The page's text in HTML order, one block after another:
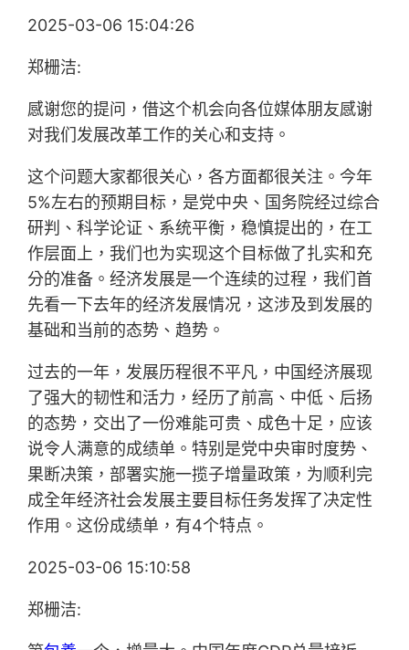
2025-03-06 15:04:26
郑栅洁:
感谢您的提问，借这个机会向各位媒体朋友感谢
对我们发展改革工作的关心和支持。
这个问题大家都很关心，各方面都很关注。今年
5%左右的预期目标，是党中央、国务院经过综合
研判、科学论证、系统平衡，稳慎提出的，在工
作层面上，我们也为实现这个目标做了扎实和充
分的准备。经济发展是一个连续的过程，我们首
先看一下去年的经济发展情况，这涉及到发展的
基础和当前的态势、趋势。
过去的一年，发展历程很不平凡，中国经济展现
了强大的韧性和活力，经历了前高、中低、后扬
的态势，交出了一份难能可贵、成色十足，应该
说令人满意的成绩单。特别是党中央审时度势、
果断决策，部署实施一揽子增量政策，为顺利完
成全年经济社会发展主要目标任务发挥了决定性
作用。这份成绩单，有4个特点。
2025-03-06 15:10:58
郑栅洁: